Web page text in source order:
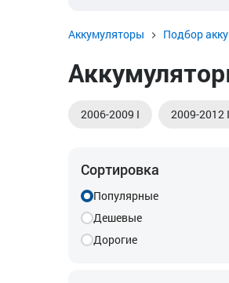
Аккумуляторы Подбор
2006-2009 I 2009-2012
Сортировка
Популярные
Дешевые
Дорогие